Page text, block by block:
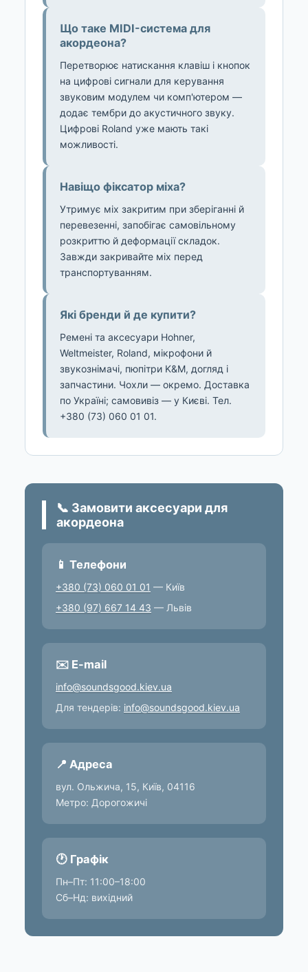
Що таке MIDI-система для
акордеона?
Перетворює натискання клавіш і кнопок
на цифрові сигнали для керування
звуковим модулем чи комп'ютером —
додає тембри до акустичного звуку.
Цифрові Roland уже мають такі
можливості.
Навіщо фіксатор міха?
Утримує міх закритим при зберіганні й
перевезенні, запобігає самовільному
розкриттю й деформації складок.
Завжди закривайте міх перед
транспортуванням.
Які бренди й де купити?
Ремені та аксесуари Hohner,
Weltmeister, Roland, мікрофони й
звукознімачі, пюпітри K&M, догляд і
запчастини. Чохли — окремо. Доставка
по Україні; самовивіз — у Києві. Тел.
+380 (73) 060 01 01.
📞 Замовити аксесуари для
акордеона
📱 Телефони
+380 (73) 060 01 01 — Київ
+380 (97) 667 14 43 — Львів
✉️ E-mail
info@soundsgood.kiev.ua
Для тендерів: info@soundsgood.kiev.ua
📍 Адреса
вул. Ольжича, 15, Київ, 04116
Метро: Дорогожичі
🕐 Графік
Пн–Пт: 11:00–18:00
Сб–Нд: вихідний